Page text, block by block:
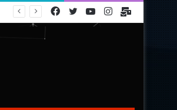
E-
Instagram
YouTube
Twitter
Facebook